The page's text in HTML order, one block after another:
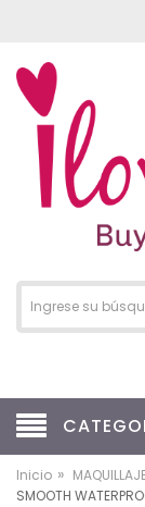
Inicio »
SMOOTH